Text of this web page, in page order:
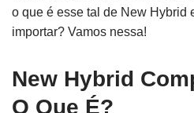
o que é esse tal de New Hybrid
importar? Vamos nessa!
New Hybrid
O Que É?